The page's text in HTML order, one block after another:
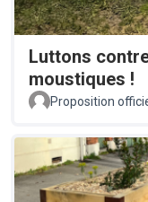
Luttons
moustiques !
Proposition